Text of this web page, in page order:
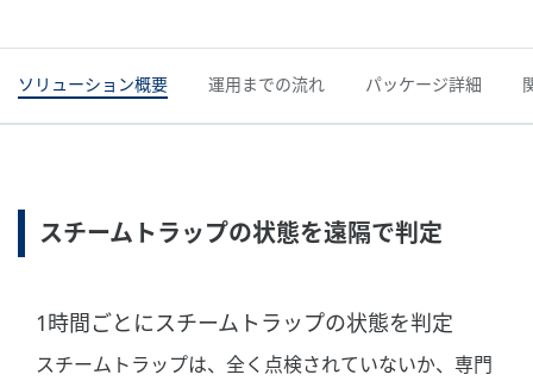
ソリューション概要 運用までの流れ パッケージ詳細
スチームトラップの状態を遠隔で判定
1時間ごとにスチームトラップの状態を判定
スチームトラップは、全く点検されていないか、専門